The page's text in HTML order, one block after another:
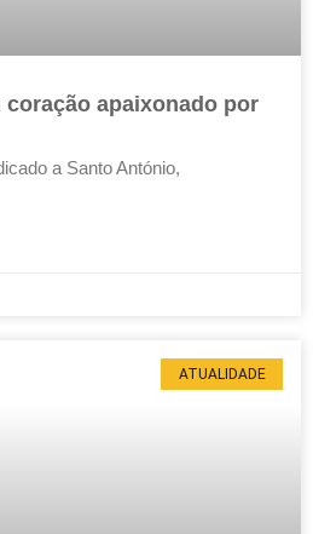
apaixonado por
a Santo António,
ATUALIDADE